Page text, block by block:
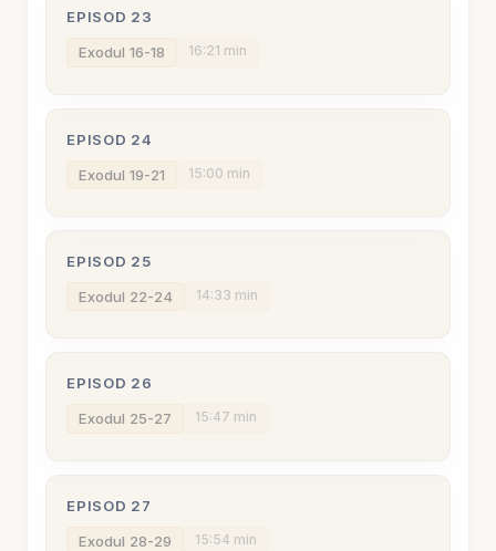
EPISOD 23
Exodul 16-18 16:21 min
EPISOD 24
Exodul 19-21 15:00 min
EPISOD 25
Exodul 22-24 14:33 min
EPISOD 26
Exodul 25-27 15:47 min
EPISOD 27
Exodul 28-29 15:54 min